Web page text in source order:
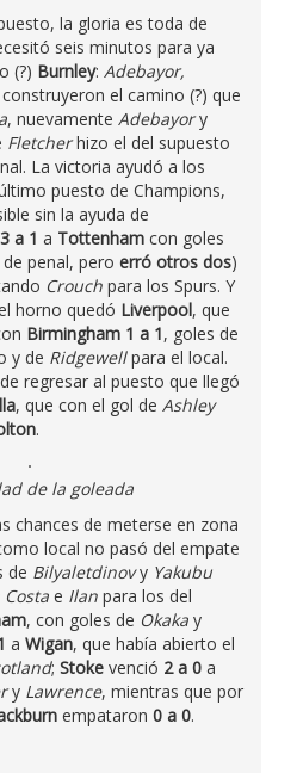
la gloria es toda de
seis minutos para ya
(?) Burnley: Adebayor,
el camino (?) que
, nuevamente Adebayory
Fletcherhizo el del supuesto
La victoria ayudó a los
puesto de Champions,
sin la ayuda de
3 a 1 a Tottenham con goles
penal, pero erró otros dos)
Crouch para los Spurs. Y
horno quedó Liverpool, que
Birmingham 1 a 1, goles de
y de Ridgewellpara el local.
regresar al puesto que llegó
, que con el gol de Ashley
.
de la goleada
chances de meterse en zona
local no pasó del empate
de Bilyaletdinovy Yakubu
Costa e Ilan para los del
, con goles de Okaka y
a Wigan, que había abierto el
; Stoke venció 2 a 0 a
y Lawrence, mientras que por
empataron 0 a 0.